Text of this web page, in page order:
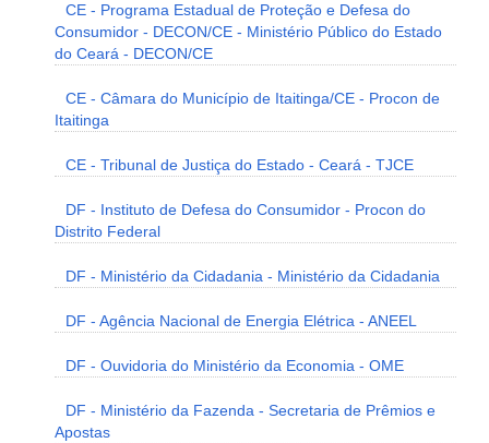
CE - Programa Estadual de Proteção e Defesa do
Consumidor - DECON/CE - Ministério Público do Estado
do Ceará - DECON/CE
CE - Câmara do Município de Itaitinga/CE - Procon de
Itaitinga
CE - Tribunal de Justiça do Estado - Ceará - TJCE
DF - Instituto de Defesa do Consumidor - Procon do
Distrito Federal
DF - Ministério da Cidadania - Ministério da Cidadania
DF - Agência Nacional de Energia Elétrica - ANEEL
DF - Ouvidoria do Ministério da Economia - OME
DF - Ministério da Fazenda - Secretaria de Prêmios e
Apostas